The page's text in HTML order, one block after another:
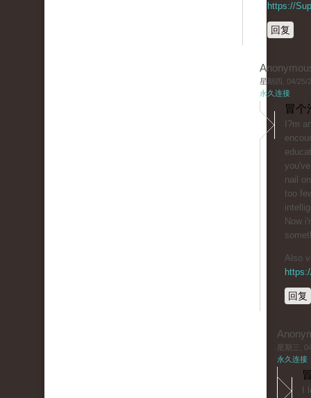
https://
回复
星期四, 04/25/
永久连接
冒个
I?m
nail
too
Now
Also
回复
星期三,
永久连接